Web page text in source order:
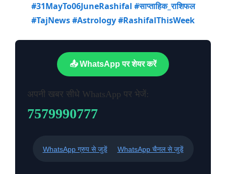
#31MayTo06JuneRashifal #साप्ताहिक_राशिफल
#TajNews #Astrology #RashifalThisWeek
📤 WhatsApp पर शेयर करें
अपनी खबर सीधे WhatsApp पर भेजें:
7579990777
WhatsApp ग्रुप से जुड़ें WhatsApp चैनल से जुड़ें